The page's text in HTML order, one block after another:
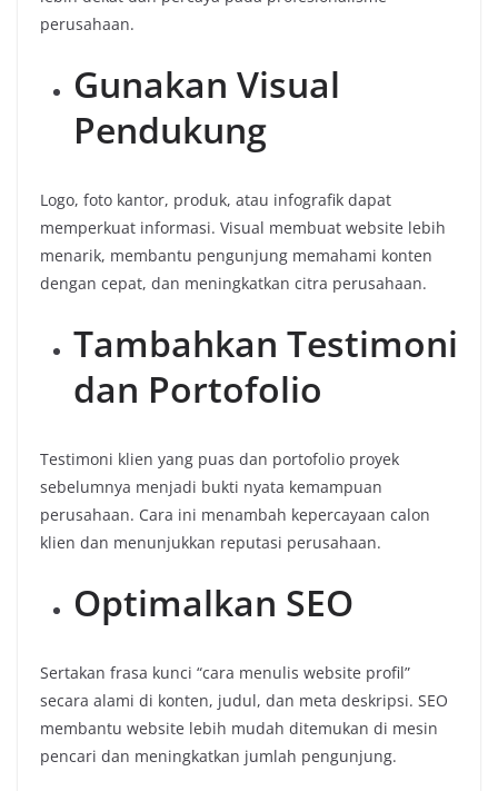
perusahaan.
Gunakan Visual
Pendukung
Logo, foto kantor, produk, atau infografik dapat
memperkuat informasi. Visual membuat website lebih
menarik, membantu pengunjung memahami konten
dengan cepat, dan meningkatkan citra perusahaan.
Tambahkan Testimoni
dan Portofolio
Testimoni klien yang puas dan portofolio proyek
sebelumnya menjadi bukti nyata kemampuan
perusahaan. Cara ini menambah kepercayaan calon
klien dan menunjukkan reputasi perusahaan.
Optimalkan SEO
Sertakan frasa kunci “cara menulis website profil”
secara alami di konten, judul, dan meta deskripsi. SEO
membantu website lebih mudah ditemukan di mesin
pencari dan meningkatkan jumlah pengunjung.